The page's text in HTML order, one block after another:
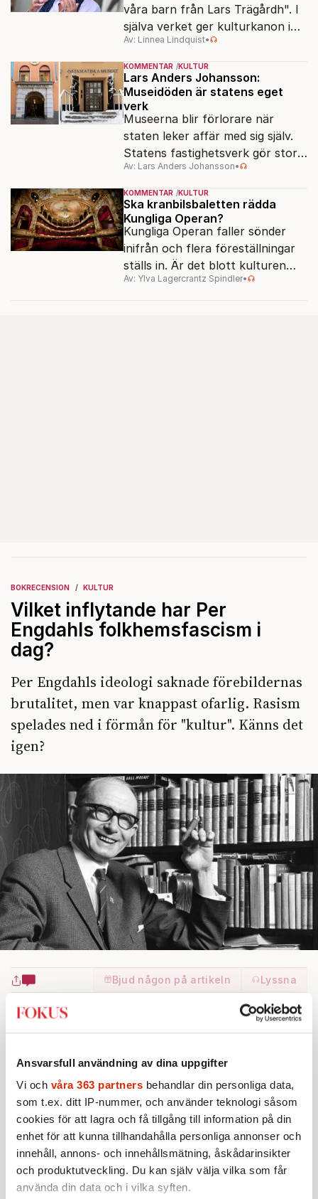
Ansvarsfull användning av dina uppgifter
Vi och våra 363 partners behandlar din personliga data,
som t.ex. ditt IP-nummer, och använder teknologi såsom
cookies för att lagra och få tillgång till information på din
enhet för att kunna tillhandahålla personliga annonser och
innehåll, annons- och innehållsmätning, åskådarinsikter
och produktutveckling. Du kan själv välja vilka som får
använda din data och i vilka syften.
våra barn från Lars Trägårdh". I
själva verket ger kulturkanon i
skolan alla samma tillgång till den
svenska kulturen.
Av: Linnea Lindquist•
KOMMENTAR KULTUR
Lars Anders Johansson:
Museidöden är statens eget
verk
Museerna blir förlorare när
staten leker affär med sig själv.
Statens fastighetsverk gör stora
överskott – samtidigt som
museer hotas av nedläggning.
Av: Lars Anders Johansson•
KOMMENTAR KULTUR
Ska kranbilsbaletten rädda
Kungliga Operan?
Kungliga Operan faller sönder
inifrån och flera föreställningar
ställs in. Är det blott kulturen
som kan rädda konsten när
Av: Ylva Lagercrantz Spindler•
BOKRECENSION KULTUR
Vilket inflytande har Per
Engdahls folkhemsfascism i
dag?
Per Engdahls ideologi saknade förebildernas
brutalitet, men var knappast ofarlig. Rasism
spelades ned i förmån för "kultur". Känns det
igen?
Bjud någon på artikeln
Lyssna
I ntresset för svensk fascism, inklusive
nazism, verkar ha ökat under senare tid. Den
kan ha att göra med att Sverige inte har
lyckats göra upp med sin historia, samtidigt